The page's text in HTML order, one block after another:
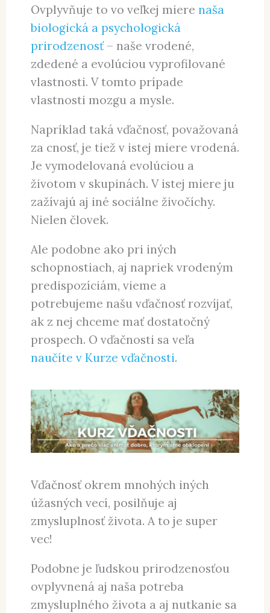
Ovplyvňuje to vo veľkej miere naša
biologická a psychologická
prirodzenosť– naše vrodené,
zdedené a evolúciou vyprofilované
vlastnosti. V tomto prípade
vlastnosti mozgu a mysle.
Napríklad taká vďačnosť, považovaná
za cnosť, je tiež v istej miere vrodená.
Je vymodelovaná evolúciou a
životom v skupinách. V istej miere ju
zažívajú aj iné sociálne živočíchy.
Nielen človek.
Ale podobne ako pri iných
schopnostiach, aj napriek vrodeným
predispozíciám, vieme a
potrebujeme našu vďačnosť rozvíjať,
ak z nej chceme mať dostatočný
prospech. O vďačnosti sa veľa
naučíte v Kurze vďačnosti.
Vďačnosť okrem mnohých iných
úžasných vecí, posilňuje aj
zmysluplnosť života. A to je super
vec!
Podobne je ľudskou prirodzenosťou
ovplyvnená aj naša potreba
zmysluplného života a aj nutkanie sa